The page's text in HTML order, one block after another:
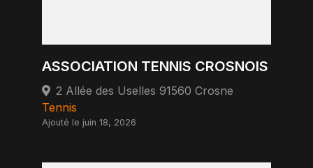
ASSOCIATION TENNIS CROSNOIS
2 Allée des Uselles 91560 Crosne
Tennis
Ajouté le juin 18, 2026